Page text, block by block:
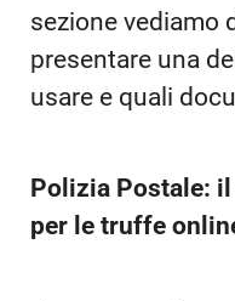
sezione vediamo
presentare una
usare e quali
Polizia Postale:
per le truffe